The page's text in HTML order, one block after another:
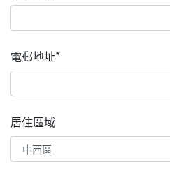
電郵地址*
居住區域